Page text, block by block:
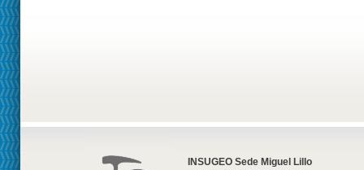
INSUGEO Sede Miguel Lillo